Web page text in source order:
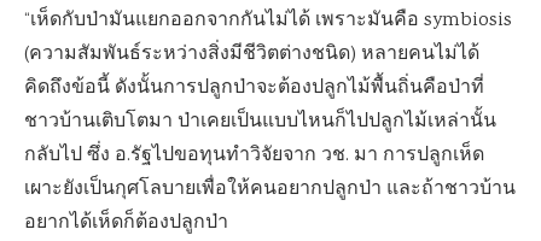
“เห็ดกับป่ามันแยกออกจากกันไม่ได้ เพราะมันคือ symbiosis
(ความสัมพันธ์ระหว่างสิ่งมีชีวิตต่างชนิด) หลายคนไม่ได้
คิดถึงข้อนี้ ดังนั้นการปลูกป่าจะต้องปลูกไม้พื้นถิ่นคือป่าที่
ชาวบ้านเติบโตมา ป่าเคยเป็นแบบไหนก็ไปปลูกไม้เหล่านั้น
กลับไป ซึ่ง อ.รัฐไปขอทุนทำวิจัยจาก วช. มา การปลูกเห็ด
เผาะยังเป็นกุศโลบายเพื่อให้คนอยากปลูกป่า และถ้าชาวบ้าน
อยากได้เห็ดก็ต้องปลูกป่า